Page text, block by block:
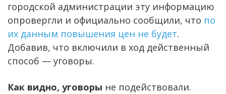
городской администрации эту информацию
опровергли и официально сообщили, что по
их данным повышения цен не будет.
Добавив, что включили в ход действенный
способ — уговоры.
Как видно, уговоры не подействовали.